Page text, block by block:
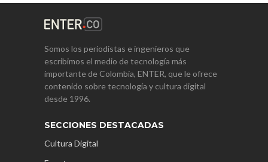
Somos los periodistas e ingenieros que
escribimos el medio de tecnología más
importante de Colombia, ENTER, que le ofrece
contenido sobre tecnología y cultura digital
desde 1996.
SECCIONES DESTACADAS
Cultura Digital